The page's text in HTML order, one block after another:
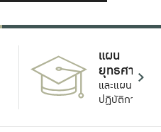
แผน
ยุทธศาสตร์
และแผน
ปฏิบัติการ